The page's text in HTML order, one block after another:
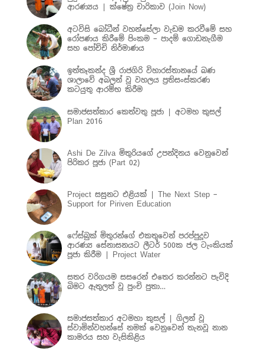
ආරණ්‍යය | ක්ෂේත්‍ර චාරිකාව (Join Now)
අටවිසි බෝධීන් වහන්සේලා වැඩම කරවීමේ සහ
රෝපණය කිරීමේ පිංකම – පාදම් ගොඩනැගීම
සහ පෝච්චි නිර්මාණය
ඉත්තෑකන්ද ශ්‍රී රාජගිරි විහාරස්තානයේ බණ
ශාලාවේ අබලන් වූ වහලය ප්‍රතිසංස්කරණ
කටයුතු ආරම්භ කිරීම
සමාජසත්කාර කෙත්වතු පූජා | අටමහ කුසල්
Plan 2016
Ashi De Zilva මිතුරියගේ උපන්දිනය වෙනුවෙන්
පිරිකර පූජා (Part 02)
Project සසුනට එළියක් | The Next Step –
Support for Piriven Education
ෆේස්බුක් මිතුරන්ගේ එකතුවෙන් පරප්පුදූව
ආරණ්‍ය සේනාසනයට ලීටර් 500ක ජල ටැංකියක්
පූජා කිරීම | Project Water
සතර වරිගයම සසරෙන් එතෙර කරන්නට පැවිදි
බිමට ඇතුලත් වූ පුංචි පුතා…
සමාජසත්කාර අටමහා කුසල් | ගිලන් වූ
ස්වාමින්වහන්සේ නමක් වෙනුවෙන් තැනවූ නාන
කාමරය සහ වැසිකිළිය